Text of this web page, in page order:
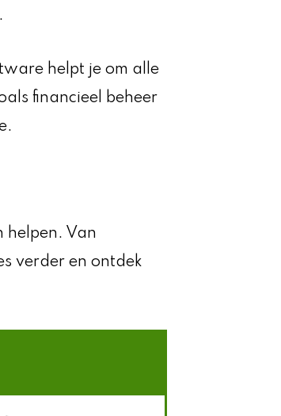
helpt je om alle
financieel beheer
helpen. Van
verder en ontdek